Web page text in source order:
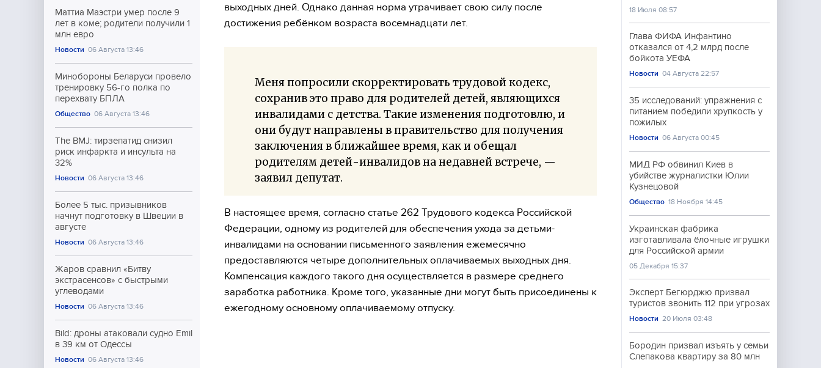
Маттиа Маэстри умер после 9
лет в коме; родители получили 1
млн евро
Новости 06 Августа 13:46
Минобороны Беларуси провело
тренировку 56-го полка по
перехвату БПЛА
Общество 06 Августа 13:46
The BMJ: тирзепатид снизил
риск инфаркта и инсульта на
32%
Новости 06 Августа 13:46
Более 5 тыс. призывников
начнут подготовку в Швеции в
августе
Новости 06 Августа 13:46
Жаров сравнил «Битву
экстрасенсов» с быстрыми
углеводами
Новости 06 Августа 13:46
Bild: дроны атаковали судно Emil
в 39 км от Одессы
Новости 06 Августа 13:46
выходных дней. Однако данная норма утрачивает свою силу после
достижения ребёнком возраста восемнадцати лет.
Меня попросили скорректировать трудовой кодекс,
сохранив это право для родителей детей, являющихся
инвалидами с детства. Такие изменения подготовлю, и
они будут направлены в правительство для получения
заключения в ближайшее время, как и обещал
родителям детей-инвалидов на недавней встрече, —
заявил депутат.
В настоящее время, согласно статье 262 Трудового кодекса Российской
Федерации, одному из родителей для обеспечения ухода за детьми-
инвалидами на основании письменного заявления ежемесячно
предоставляются четыре дополнительных оплачиваемых выходных дня.
Компенсация каждого такого дня осуществляется в размере среднего
заработка работника. Кроме того, указанные дни могут быть присоединены к
ежегодному основному оплачиваемому отпуску.
18 Июля 08:57
Глава ФИФА Инфантино
отказался от 4,2 млрд после
бойкота УЕФА
Новости 04 Августа 22:57
35 исследований: упражнения с
питанием победили хрупкость у
пожилых
Новости 06 Августа 00:45
МИД РФ обвинил Киев в
убийстве журналистки Юлии
Кузнецовой
Общество 18 Ноября 14:45
Украинская фабрика
изготавливала ёлочные игрушки
для Российской армии
05 Декабря 15:37
Эксперт Бегюрджю призвал
туристов звонить 112 при угрозах
Новости 20 Июля 03:48
Бородин призвал изъять у семьи
Слепакова квартиру за 80 млн